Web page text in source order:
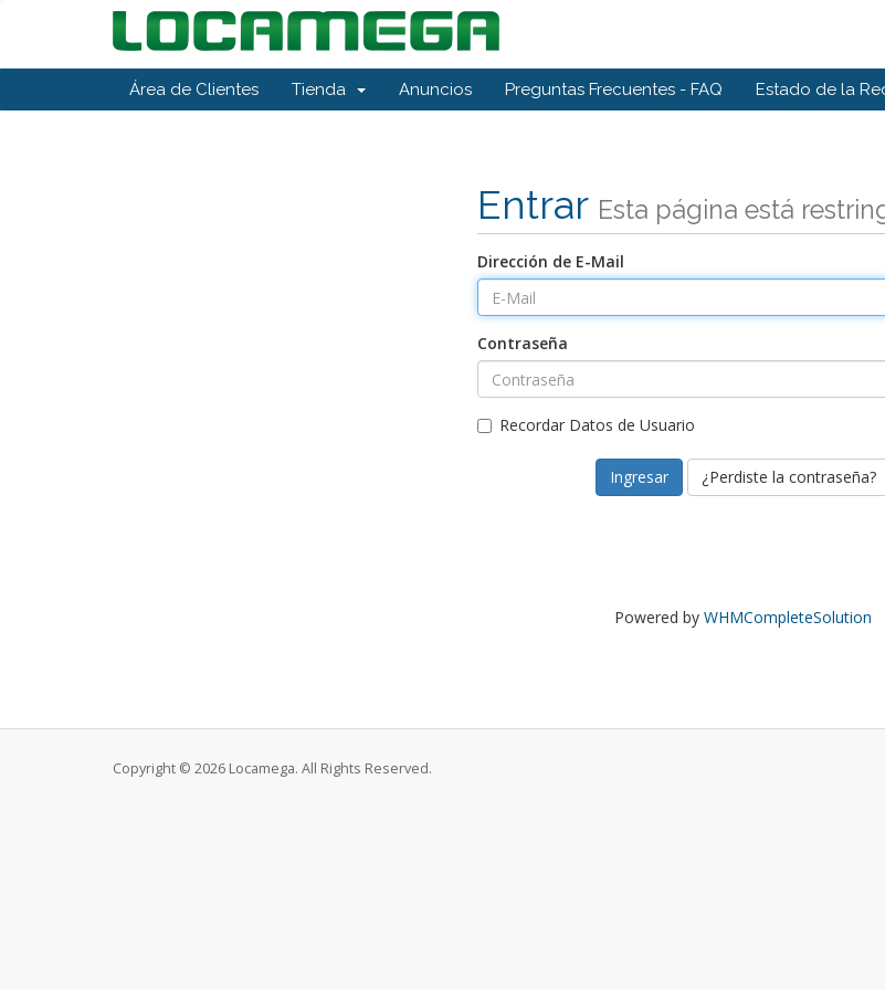
Área de Clientes Tienda Anuncios Preguntas Frecuentes - FAQ Estado de la
Entrar Esta página está
Dirección de E-Mail
Contraseña
Recordar Datos de Usuario
¿Perdiste la contraseña?
Powered by WHMCompleteSolution
Copyright © 2026 Locamega. All Rights Reserved.